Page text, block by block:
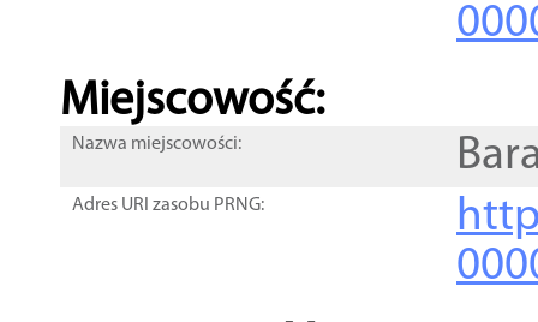
Miejscowość:
Nazwa miejscowości:
Adres URI zasobu PRNG: